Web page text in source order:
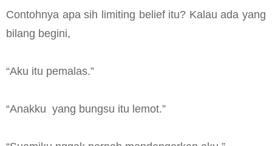
Contohnya apa sih limiting belief itu? Kalau ada yang
bilang begini,
“Aku itu pemalas.”
“Anakku yang bungsu itu lemot.”